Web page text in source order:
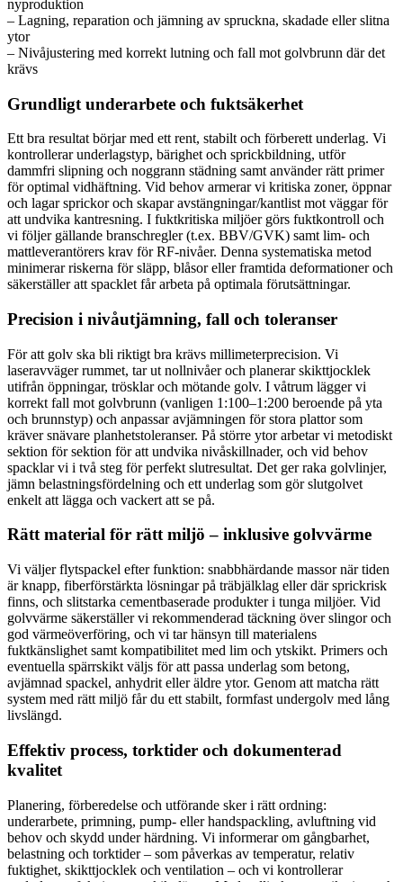
nyproduktion
– Lagning, reparation och jämning av spruckna, skadade eller slitna
ytor
– Nivåjustering med korrekt lutning och fall mot golvbrunn där det
krävs
Grundligt underarbete och fuktsäkerhet
Ett bra resultat börjar med ett rent, stabilt och förberett underlag. Vi
kontrollerar underlagstyp, bärighet och sprickbildning, utför
dammfri slipning och noggrann städning samt använder rätt primer
för optimal vidhäftning. Vid behov armerar vi kritiska zoner, öppnar
och lagar sprickor och skapar avstängningar/kantlist mot väggar för
att undvika kantresning. I fuktkritiska miljöer görs fuktkontroll och
vi följer gällande branschregler (t.ex. BBV/GVK) samt lim- och
mattleverantörers krav för RF-nivåer. Denna systematiska metod
minimerar riskerna för släpp, blåsor eller framtida deformationer och
säkerställer att spacklet får arbeta på optimala förutsättningar.
Precision i nivåutjämning, fall och toleranser
För att golv ska bli riktigt bra krävs millimeterprecision. Vi
laseravväger rummet, tar ut nollnivåer och planerar skikttjocklek
utifrån öppningar, trösklar och mötande golv. I våtrum lägger vi
korrekt fall mot golvbrunn (vanligen 1:100–1:200 beroende på yta
och brunnstyp) och anpassar avjämningen för stora plattor som
kräver snävare planhetstoleranser. På större ytor arbetar vi metodiskt
sektion för sektion för att undvika nivåskillnader, och vid behov
spacklar vi i två steg för perfekt slutresultat. Det ger raka golvlinjer,
jämn belastningsfördelning och ett underlag som gör slutgolvet
enkelt att lägga och vackert att se på.
Rätt material för rätt miljö – inklusive golvvärme
Vi väljer flytspackel efter funktion: snabbhärdande massor när tiden
är knapp, fiberförstärkta lösningar på träbjälklag eller där sprickrisk
finns, och slitstarka cementbaserade produkter i tunga miljöer. Vid
golvvärme säkerställer vi rekommenderad täckning över slingor och
god värmeöverföring, och vi tar hänsyn till materialens
fuktkänslighet samt kompatibilitet med lim och ytskikt. Primers och
eventuella spärrskikt väljs för att passa underlag som betong,
avjämnad spackel, anhydrit eller äldre ytor. Genom att matcha rätt
system med rätt miljö får du ett stabilt, formfast undergolv med lång
livslängd.
Effektiv process, torktider och dokumenterad
kvalitet
Planering, förberedelse och utförande sker i rätt ordning:
underarbete, primning, pump- eller handspackling, avluftning vid
behov och skydd under härdning. Vi informerar om gångbarhet,
belastning och torktider – som påverkas av temperatur, relativ
fuktighet, skikttjocklek och ventilation – och vi kontrollerar